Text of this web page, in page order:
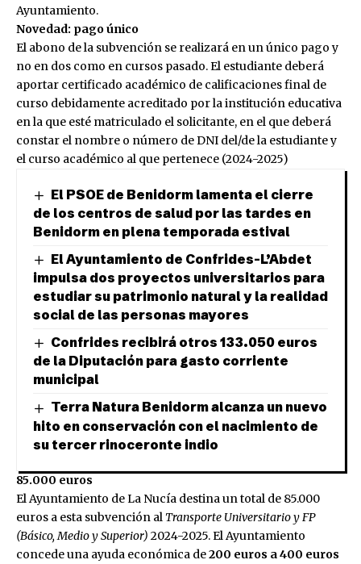
Ayuntamiento.
Novedad: pago único
El abono de la subvención se realizará en un único pago y
no en dos como en cursos pasado. El estudiante deberá
aportar certificado académico de calificaciones final de
curso debidamente acreditado por la institución educativa
en la que esté matriculado el solicitante, en el que deberá
constar el nombre o número de DNI del/de la estudiante y
el curso académico al que pertenece (2024-2025)
El PSOE de Benidorm lamenta el cierre
de los centros de salud por las tardes en
Benidorm en plena temporada estival
El Ayuntamiento de Confrides-L’Abdet
impulsa dos proyectos universitarios para
estudiar su patrimonio natural y la realidad
social de las personas mayores
Confrides recibirá otros 133.050 euros
de la Diputación para gasto corriente
municipal
Terra Natura Benidorm alcanza un nuevo
hito en conservación con el nacimiento de
su tercer rinoceronte indio
85.000 euros
El Ayuntamiento de La Nucía destina un total de 85.000
euros a esta subvención al Transporte Universitario y FP
(Básico, Medio y Superior) 2024-2025. El Ayuntamiento
concede una ayuda económica de200 euros a 400 euros